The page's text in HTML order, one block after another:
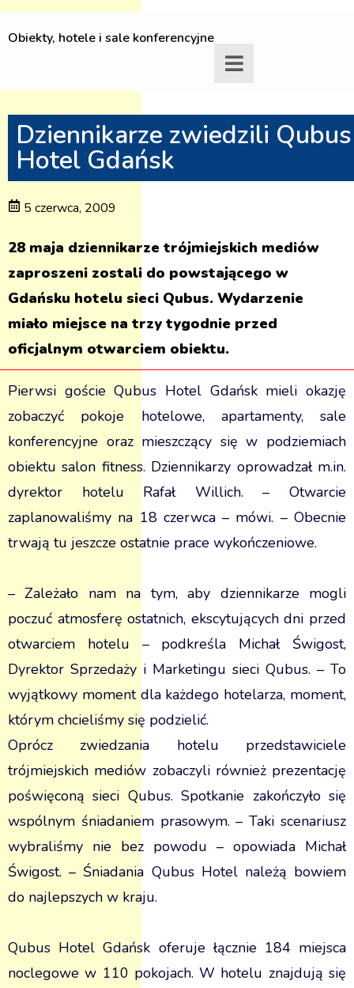
Obiekty, hotele i sale konferencyjne
Dziennikarze zwiedzili Qubus
Hotel Gdańsk
5 czerwca, 2009
28 maja dziennikarze trójmiejskich mediów
zaproszeni zostali do powstającego w
Gdańsku hotelu sieci Qubus. Wydarzenie
miało miejsce na trzy tygodnie przed
oficjalnym otwarciem obiektu.
Pierwsi goście Qubus Hotel Gdańsk mieli okazję
zobaczyć pokoje hotelowe, apartamenty, sale
konferencyjne oraz mieszczący się w podziemiach
obiektu salon fitness. Dziennikarzy oprowadzał m.in.
dyrektor hotelu Rafał Willich. – Otwarcie
zaplanowaliśmy na 18 czerwca – mówi. – Obecnie
trwają tu jeszcze ostatnie prace wykończeniowe.
– Zależało nam na tym, aby dziennikarze mogli
poczuć atmosferę ostatnich, ekscytujących dni przed
otwarciem hotelu – podkreśla Michał Świgost,
Dyrektor Sprzedaży i Marketingu sieci Qubus. – To
wyjątkowy moment dla każdego hotelarza, moment,
którym chcieliśmy się podzielić.
Oprócz zwiedzania hotelu przedstawiciele
trójmiejskich mediów zobaczyli również prezentację
poświęconą sieci Qubus. Spotkanie zakończyło się
wspólnym śniadaniem prasowym. – Taki scenariusz
wybraliśmy nie bez powodu – opowiada Michał
Świgost. – Śniadania Qubus Hotel należą bowiem
do najlepszych w kraju.
Qubus Hotel Gdańsk oferuje łącznie 184 miejsca
noclegowe w 110 pokojach. W hotelu znajdują się